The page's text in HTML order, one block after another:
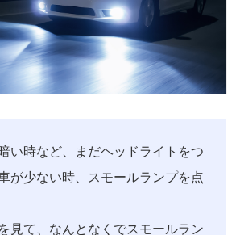
い時など、まだヘッドライトをつ
が少ない時、スモールランプを点
見て、なんとなくでスモールラン